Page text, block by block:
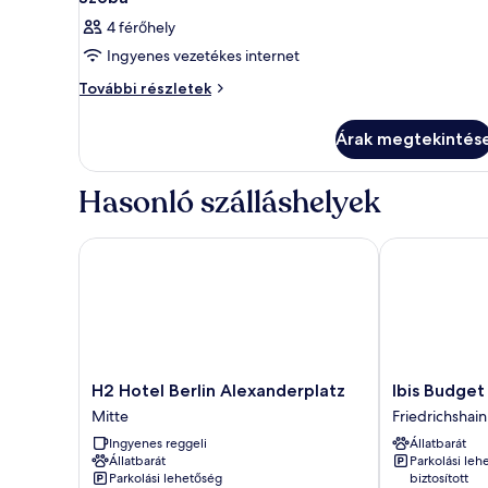
4 férőhely
Ingyenes vezetékes internet
További részletek
Szoba
Árak
Hasonló szálláshelyek
H2
Hotel
Berlin
Alexanderplatz
Mitte
H2 Hotel Berlin Alexanderplatz
Mitte
Ingyenes reggeli
Állatbarát
Parkolási lehetőség
H2 Hotel Berlin Alexanderplatz
Ibis
Budget
Berlin
Alexanderplatz
Friedrichshain
Ibis
Friedrichshain
Állatbarát
Parkolási
biztosított
Ibis Budget